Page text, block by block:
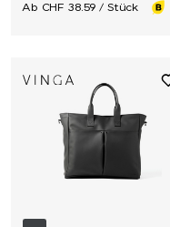
Ab CHF 38.59 / Stück